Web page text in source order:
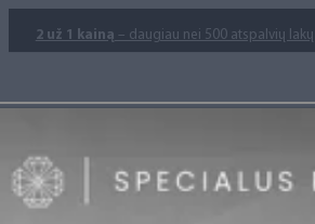
2 už 1 kainą – daugiau nei 500 atspalvių lakų